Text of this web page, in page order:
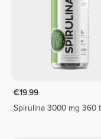
€19.99
Spirulina 3000 mg 360